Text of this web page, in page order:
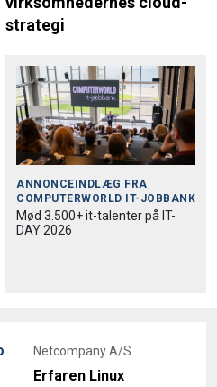
strategi
ANNONCEINDLÆG FRA
COMPUTERWORLD IT-JOBBANK
Mød 3.500+ it-talenter på IT-
DAY 2026
Netcompany A/S
Erfaren Linux